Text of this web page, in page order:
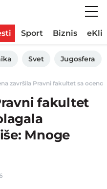
Sport Biznis
Svet Jugosfera
završila Pravni fakultet sa
fakultet
Mnoge